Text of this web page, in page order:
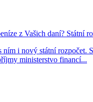
z Vašich daní? Státní
ním i nový státní rozpočet.
ministerstvo financí...